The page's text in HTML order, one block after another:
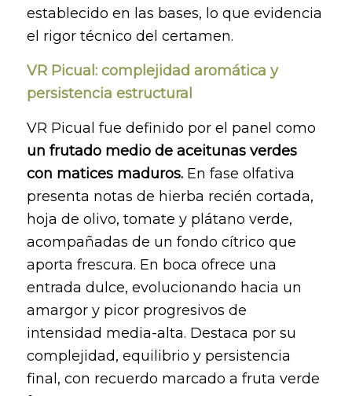
establecido en las bases, lo que evidencia
el rigor técnico del certamen.
VR Picual: complejidad aromática y
persistencia estructural
VR Picual fue definido por el panel como
un frutado medio de aceitunas verdes
con matices maduros.En fase olfativa
presenta notas de hierba recién cortada,
hoja de olivo, tomate y plátano verde,
acompañadas de un fondo cítrico que
aporta frescura. En boca ofrece una
entrada dulce, evolucionando hacia un
amargor y picor progresivos de
intensidad media-alta. Destaca por su
complejidad, equilibrio y persistencia
final, con recuerdo marcado a fruta verde